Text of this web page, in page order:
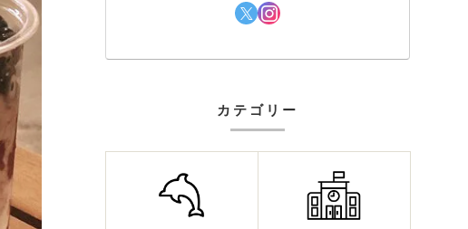
カテゴリー